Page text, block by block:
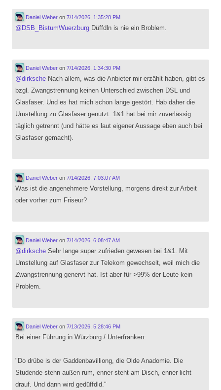
Daniel Weberon 7/14/2026, 1:35:28 PM
@ DSB_BistumWuerzburg Düffdln is nie ein Broblem.
Daniel Weberon 7/14/2026, 1:34:30 PM
@dirksche Nach allem, was die Anbieter mir erzählt haben, gibt es
bzgl. Zwangstrennung keinen Unterschied zwischen DSL und
Glasfaser. Und es hat mich schon lange gestört. Hab daher die
Umstellung zu Glasfaser genutzt. 1&1 hat bei mir zuverlässig
täglich getrennt (und hätte es laut eigener Aussage eben auch bei
Glasfaser gemacht).
Daniel Weberon 7/14/2026, 7:03:07 AM
Was ist die angenehmere Vorstellung, morgens direkt zur Arbeit
oder vorher zum Friseur?
Daniel Weberon 7/14/2026, 6:08:47 AM
@dirksche Sehr lange super zufrieden gewesen bei 1&1. Mit
Umstellung auf Glasfaser zur Telekom gewechselt, weil mich die
Zwangstrennung genervt hat. Ist aber für >99% der Leute kein
Problem.
Daniel Weberon 7/13/2026, 5:28:46 PM
Bei einer Führung in Würzburg / Unterfranken:
"Do drübe is der Gaddenbavilliong, die Olde Anadomie. Die
Studende stehn außen rum, enner steht am Disch, enner licht
drauf. Und dann wird gedüffdld."